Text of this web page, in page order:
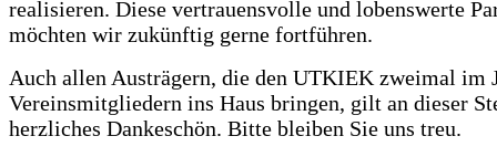
realisieren. Diese vertrauensvolle und lobenswerte
möchten wir zukünftig gerne fortführen.
Auch allen Austrägern, die den UTKIEK zweimal im
Vereinsmitgliedern ins Haus bringen, gilt an dieser
herzliches Dankeschön. Bitte bleiben Sie uns treu.